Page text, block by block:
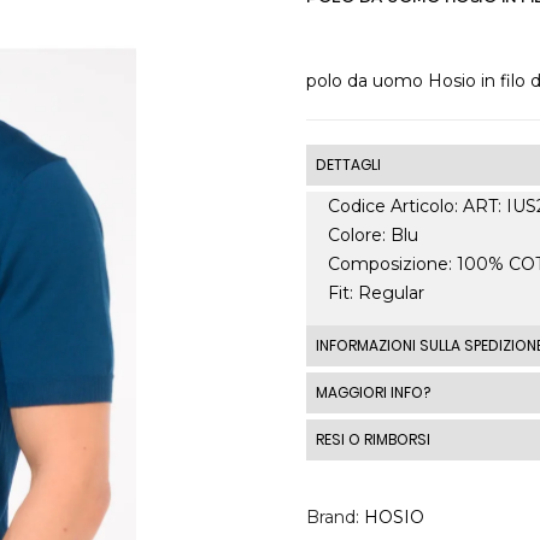
polo da uomo Hosio in filo
DETTAGLI
Codice Articolo: ART:
Colore: Blu
Composizione: 100%
Fit: Regular
INFORMAZIONI SULLA
Le spedizioni standard
spedizione standard
costi di spedizione al di
MAGGIORI INFO?
RESI O RIMBORSI
2014, n. 21 per tutti i
Brand HOSIO